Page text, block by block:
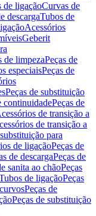
de ligaçãoCurvas de
descargaTubos de
Acessórios
Geberit
de limpezaPeças de
especiaisPeças de
Peças de substituição
continuidadePeças de
de transição a
de transição a
para
de ligaçãoPeças de
de descargaPeças de
sanita ao chãoPeças
de ligaçãoPeças
Peças de
Peças de substituição